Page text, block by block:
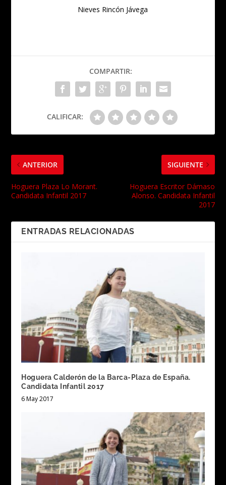
Nieves Rincón Jávega
COMPARTIR:
CALIFICAR:
ANTERIOR
Hoguera Plaza Lo Morant.
Candidata Infantil 2017
SIGUIENTE
Hoguera Escritor Dámaso
Alonso. Candidata Infantil
2017
ENTRADAS RELACIONADAS
Hoguera Calderón de la Barca-Plaza de España.
Candidata Infantil 2017
6 May 2017